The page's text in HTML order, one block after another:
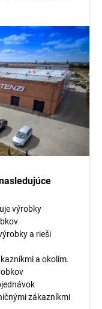
výrobky
a rieši
a okolím.
zákazníkmi